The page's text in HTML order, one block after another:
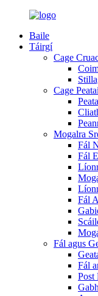
Baile
Táirgí
Cage
Cage
Mogalra
Fál
Fál
Fál
Fál agus
Fál
Post